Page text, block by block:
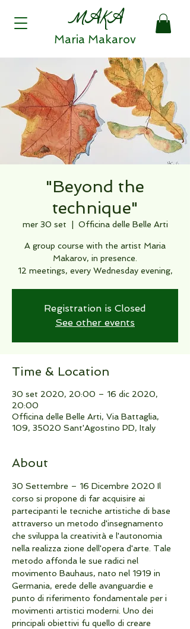
MAKA
Maria Makarov
"Beyond the
technique"
mer 30 set Officina delle Belle Arti
A group course with the artist Maria
Makarov, in presence.
12 meetings, every Wednesday evening,
Registration is Closed
See other events
Time & Location
30 set 2020, 20:00 – 16 dic 2020,
20:00
Officina delle Belle Arti, Via Battaglia,
109, 35020 Sant'Agostino PD, Italy
About
30 Settembre – 16 Dicembre 2020 Il
corso si propone di far acquisire ai
partecipanti le tecniche artistiche di base
attraverso un metodo d'insegnamento
che sviluppa la creatività e l'autonomia
nella realizza zione dell'opera d'arte. Tale
metodo affonda le sue radici nel
movimento Bauhaus, nato nel 1919 in
Germania, erede delle avanguardie e
punto di riferimento fondamentale per i
movimenti artistici moderni. Uno dei
principali obiettivi fu quello di creare